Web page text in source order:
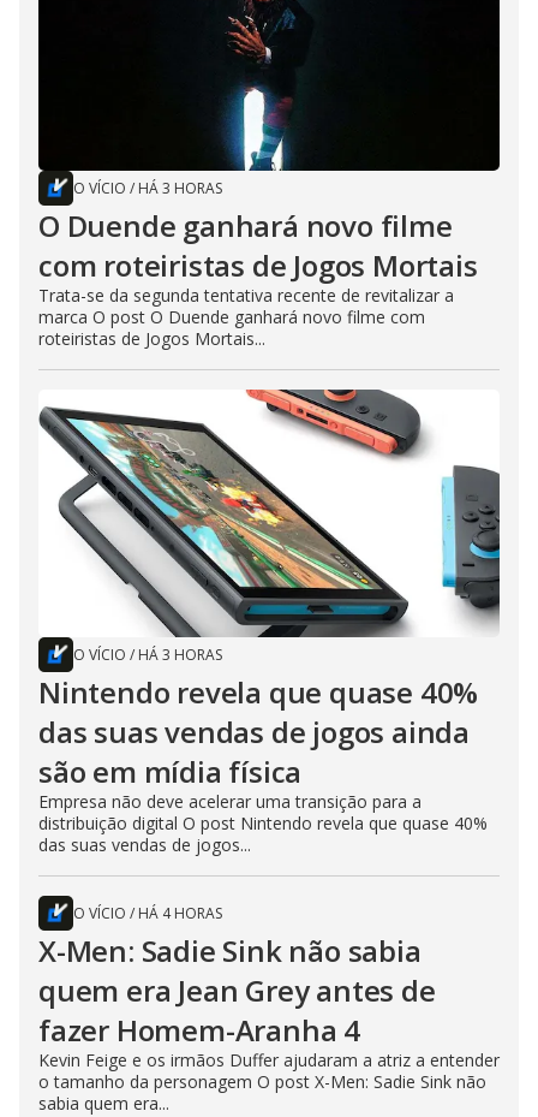
O VÍCIO / HÁ 3 HORAS
O Duende ganhará novo filme
com roteiristas de Jogos Mortais
Trata-se da segunda tentativa recente de revitalizar a
marca O post O Duende ganhará novo filme com
roteiristas de Jogos Mortais...
O VÍCIO / HÁ 3 HORAS
Nintendo revela que quase 40%
das suas vendas de jogos ainda
são em mídia física
Empresa não deve acelerar uma transição para a
distribuição digital O post Nintendo revela que quase 40%
das suas vendas de jogos...
O VÍCIO / HÁ 4 HORAS
X-Men: Sadie Sink não sabia
quem era Jean Grey antes de
fazer Homem-Aranha 4
Kevin Feige e os irmãos Duffer ajudaram a atriz a entender
o tamanho da personagem O post X-Men: Sadie Sink não
sabia quem era...